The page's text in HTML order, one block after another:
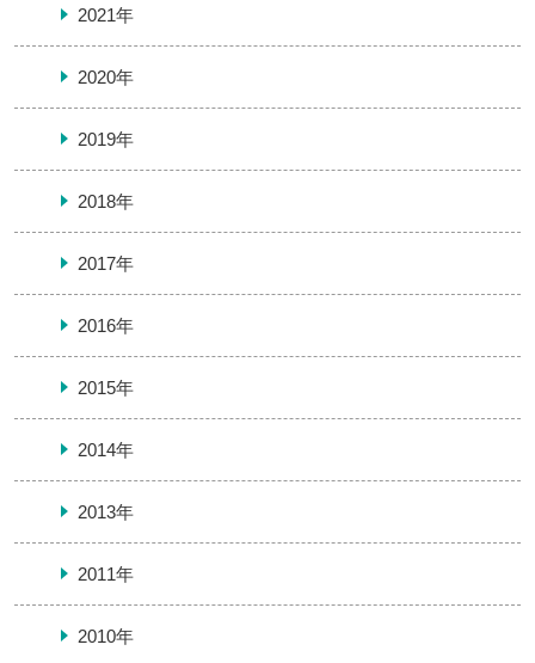
2021年
2020年
2019年
2018年
2017年
2016年
2015年
2014年
2013年
2011年
2010年